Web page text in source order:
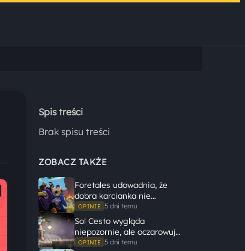
Spis treści
Brak spisu treści
ZOBACZ TAKŻE
Foretales udowadnia, że
dobra karcianka nie
potrzebuje wielkiego
świata, żeby opowiedzieć
dużą historię
OPINIE 5 dni temu
Sol Cesto wygląda
niepozornie, ale oczarowuje
gameplayem
OPINIE 5 dni temu